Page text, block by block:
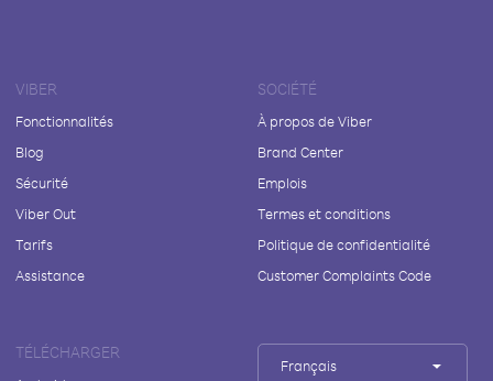
VIBER
Fonctionnalités
Blog
Sécurité
Viber Out
Tarifs
Assistance
SOCIÉTÉ
À propos de Viber
Brand Center
Emplois
Termes et conditions
Politique de confidentialité
Customer Complaints Code
TÉLÉCHARGER
Français